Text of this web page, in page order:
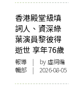
香港殿堂級填
詞人、資深綠
葉演員黎彼得
逝世 享年76歲
報導 | by 虛詞編
輯部 | 2026-08-05